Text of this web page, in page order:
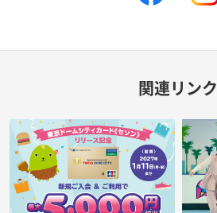
関連リンク